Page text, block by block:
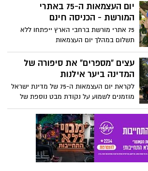
העצמאות, מזמינה מועצת הדבש את הקהל
הרחב לביקור במכוורות כחול לבן ברחבי
יום העצמאות ה-75 באתרי
המורשת - הכניסה חינם
75 אתרי מורשת ברחבי הארץ ייפתחו ללא
תשלום במהלך יום העצמאות
עצים "מספרים" את סיפורה של
המדינה ביער אילנות
לקראת יום העצמאות ה-75 של מדינת ישראל
מוזמנים לשמוע על נקודת מבט נוספת של
ההיסטוריה דרך סיפורי עצים